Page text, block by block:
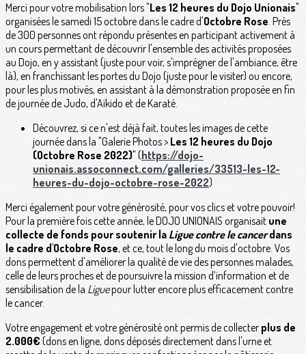
Merci pour votre mobilisation lors "Les 12 heures du Dojo Unionais"
organisées le samedi 15 octobre dans le cadre d'Octobre Rose. Près
de 300 personnes ont répondu présentes en participant activement à
un cours permettant de découvrir l'ensemble des activités proposées
au Dojo, en y assistant (juste pour voir, s'imprégner de l'ambiance, être
là), en franchissant les portes du Dojo (juste pour le visiter) ou encore,
pour les plus motivés, en assistant à la démonstration proposée en fin
de journée de Judo, d'Aïkido et de Karaté.
Découvrez, si ce n'est déjà fait, toutes les images de cette
journée dans la "Galerie Photos > Les 12 heures du Dojo
(Octobre Rose 2022)" (https://dojo-
unionais.assoconnect.com/galleries/33513-les-12-
heures-du-dojo-octobre-rose-2022)
Merci également pour votre générosité, pour vos clics et votre pouvoir!
Pour la première fois cette année, le DOJO UNIONAIS organisait une
collecte de fonds pour soutenir la Ligue contre le cancerdans
le cadre d'Octobre Rose, et ce, tout le long du mois d'octobre. Vos
dons permettent d'améliorer la qualité de vie des personnes malades,
celle de leurs proches et de poursuivre la mission d’information et de
sensibilisation de la Liguepour lutter encore plus efficacement contre
le cancer.
Votre engagement et votre générosité ont permis de collecter plus de
2.000€ (dons en ligne, dons déposés directement dans l'urne et